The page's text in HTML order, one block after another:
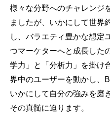
様々な分野へのチャレンジ
ましたが、いかにして世界
し、バラエティ豊かな想定
つマーケターへと成長した
学力」と「分析力」を掛け
界中のユーザーを動かし、
いかにして自分の強みを磨
その真髄に迫ります。